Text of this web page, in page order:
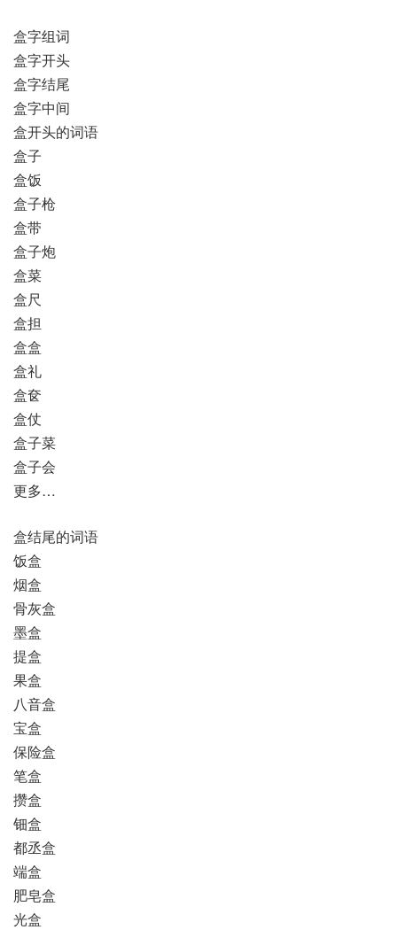
盒字组词
盒字开头
盒字结尾
盒字中间
盒开头的词语
盒子
盒饭
盒子枪
盒带
盒子炮
盒菜
盒尺
盒担
盒盒
盒礼
盒奁
盒仗
盒子菜
盒子会
更多…
盒结尾的词语
饭盒
烟盒
骨灰盒
墨盒
提盒
果盒
八音盒
宝盒
保险盒
笔盒
攒盒
钿盒
都丞盒
端盒
肥皂盒
光盒